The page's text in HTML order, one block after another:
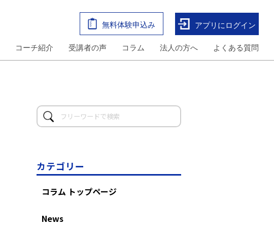
無料体験申込み アプリにログイン
コーチ紹介 受講者の声 コラム 法人の方へ よくある質問
カテゴリー
コラム トップページ
News